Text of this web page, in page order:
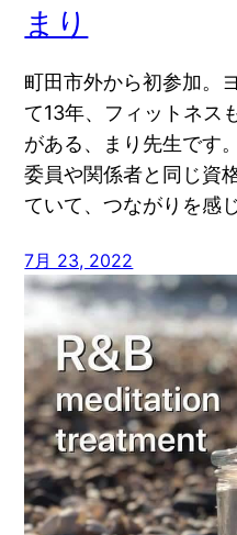
まり
町田市外から初参加。
て13年、フィットネス
がある、まり先生です
委員や関係者と同じ資
ていて、つながりを感
7月 23, 2022